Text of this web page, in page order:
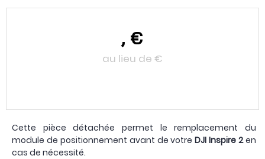
, €
au lieu de €
Cette pièce détachée permet le remplacement du
module de positionnement avant de votreDJI Inspire 2en
cas de nécessité.